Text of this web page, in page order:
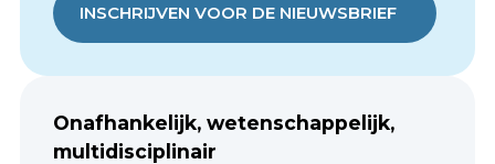
INSCHRIJVEN VOOR DE NIEUWSBRIEF
Onafhankelijk, wetenschappelijk,
multidisciplinair